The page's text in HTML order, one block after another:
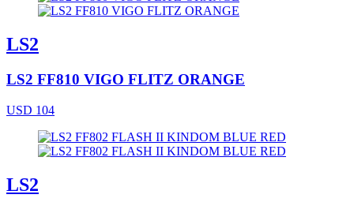
LS2
LS2 FF810 VIGO FLITZ ORANGE
USD 104
LS2